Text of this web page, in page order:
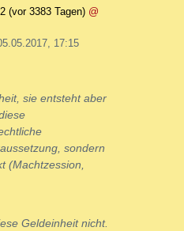
(vor 3383 Tagen) @
17:15
sie entsteht aber
sondern
(Machtzession,
Geldeinheit nicht.